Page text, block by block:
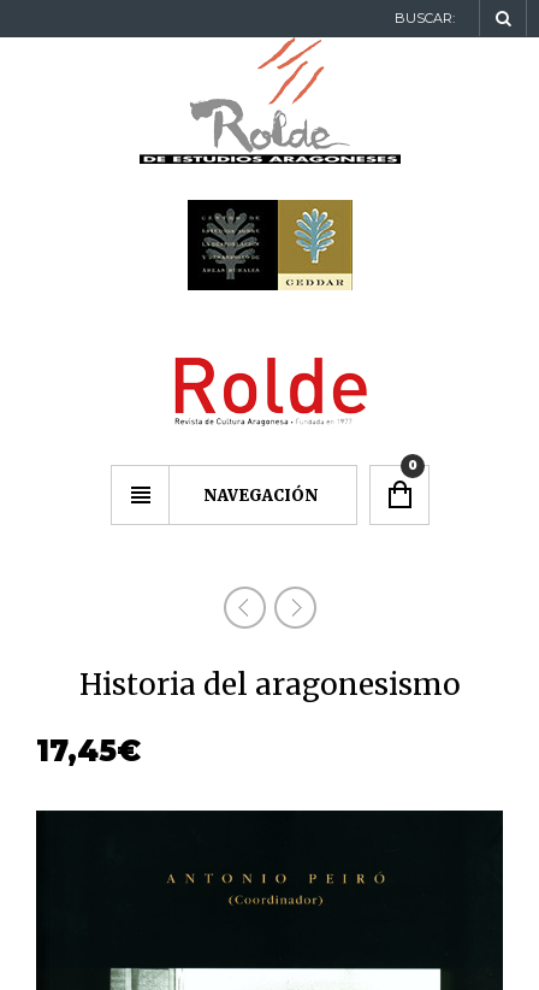
BUSCAR:
NAVEGACIÓN
0
Historia del aragonesismo
17,45€